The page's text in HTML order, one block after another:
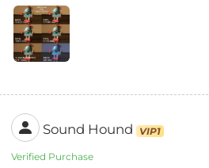
Sound Hound VIP1
Verified Purchase